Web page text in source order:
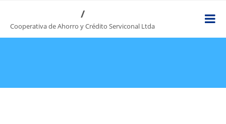
/
Cooperativa de Ahorro y Crédito Serviconal Ltda